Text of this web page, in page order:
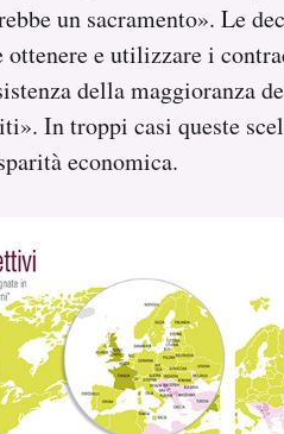
un sacramento». Le
ottenere e utilizzare i
della maggioranza
In troppi casi queste
economica.